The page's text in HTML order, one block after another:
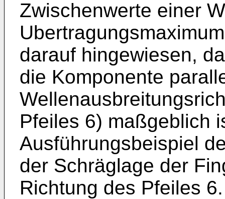
Zwischenwerte einer
darauf hingewiesen,
die Komponente
Pfeiles 6) maßgeblich
Ausführungsbeispiel
der Schräglage der
Richtung des Pfeiles 6.